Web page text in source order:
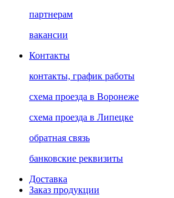
партнерам
вакансии
Контакты
контакты, график работы
схема проезда в Воронеже
схема проезда в Липецке
обратная связь
банковские реквизиты
Доставка
Заказ продукции